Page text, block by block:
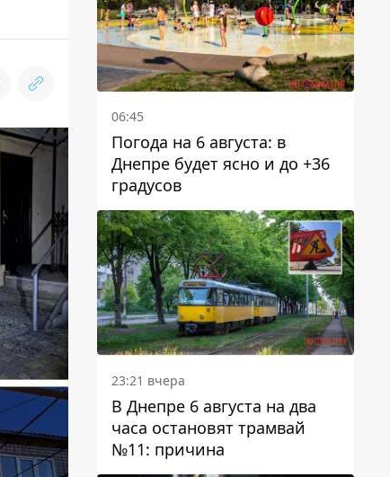
06:45
Погода на 6 августа: в
Днепре будет ясно и до +36
градусов
23:21 вчера
В Днепре 6 августа на два
часа остановят трамвай
№11: причина